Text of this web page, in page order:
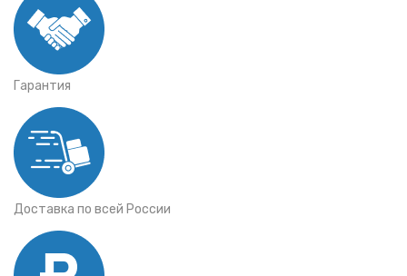
Гарантия
Доставка по всей России